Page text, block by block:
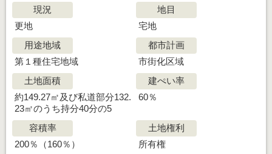
現況
更地
地目
宅地
用途地域
第１種住宅地域
都市計画
市街化区域
土地面積
約149.27㎡及び私道部分132.
23㎡のうち持分40分の5
建ぺい率
60％
容積率
200％（160％）
土地権利
所有権